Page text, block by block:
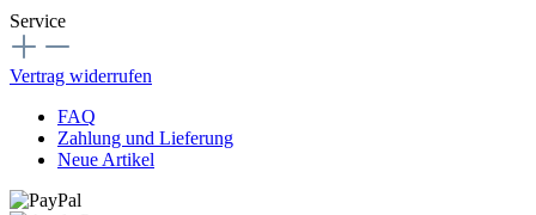
Service
Vertrag widerrufen
FAQ
Zahlung und Lieferung
Neue Artikel